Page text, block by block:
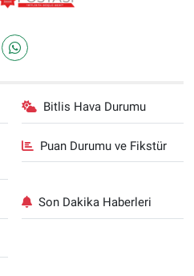
Bitlis Hava Durumu
Puan Durumu ve Fikstür
Son Dakika Haberleri